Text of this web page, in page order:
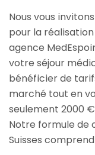
Nous vous
pour la
agence
votre séjour
bénéficier de
marché tout en
seulement 2000
Notre formule de
Suisses comprend